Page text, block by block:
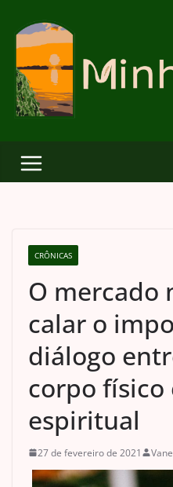
content
CRÔNICAS
O mercado
calar o
diálogo
corpo físico
espiritual
27 de fevereiro de 2021